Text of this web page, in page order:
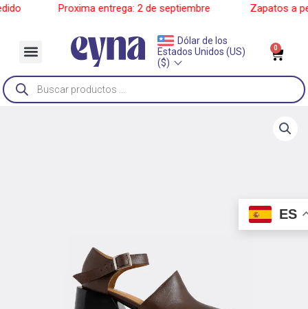
Ir ______ Proxima entrega: 2 de septiembre______ Zapatos a
Menu
Dólar de los
Estados Unidos (US)
($)
0
Búsqueda
de
productos
ES